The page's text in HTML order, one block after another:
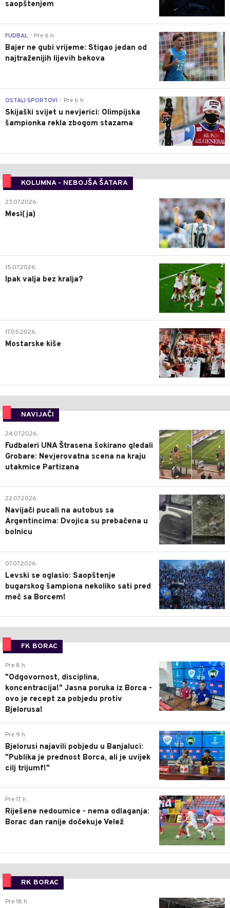
saopštenjem
0
FUDBAL Pre 6 h
Bajer ne gubi vrijeme: Stigao jedan od
najtraženijih lijevih bekova
0
OSTALI SPORTOVI Pre 6 h
Skijaški svijet u nevjerici: Olimpijska
šampionka rekla zbogom stazama
KOLUMNA - NEBOJŠA ŠATARA
0
23.07.2026.
Mesi(ja)
2
15.07.2026.
Ipak valja bez kralja?
0
17.05.2026.
Mostarske kiše
NAVIJAČI
0
24.07.2026.
Fudbaleri UNA Štrasena šokirano gledali
Grobare: Nevjerovatna scena na kraju
utakmice Partizana
0
22.07.2026.
Navijači pucali na autobus sa
Argentincima: Dvojica su prebačena u
bolnicu
1
07.07.2026.
Levski se oglasio: Saopštenje
bugarskog šampiona nekoliko sati pred
meč sa Borcem!
FK BORAC
0
Pre 8 h
"Odgovornost, disciplina,
koncentracija!" Jasna poruka iz Borca -
ovo je recept za pobjedu protiv
Bjelorusa!
0
Pre 9 h
Bjelorusi najavili pobjedu u Banjaluci:
"Publika je prednost Borca, ali je uvijek
cilj trijumf!"
0
Pre 17 h
Riješene nedoumice - nema odlaganja:
Borac dan ranije dočekuje Velež
RK BORAC
0
Pre 18 h